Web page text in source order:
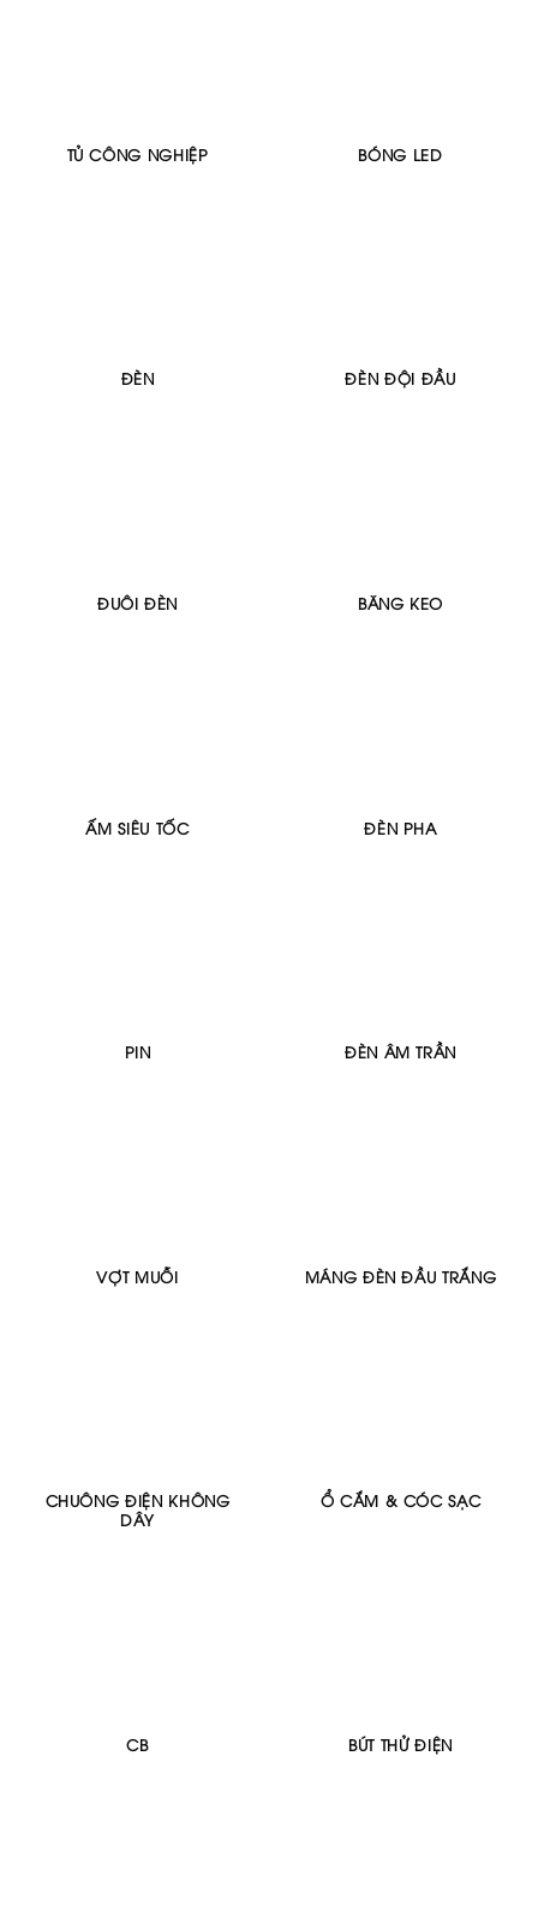
TỦ CÔNG NGHIỆP BÓNG LED
ĐÈN ĐÈN ĐỘI ĐẦU
ĐUÔI ĐÈN BĂNG KEO
ẤM SIÊU TỐC ĐÈN PHA
PIN ĐÈN ÂM TRẦN
VỢT MUỖI MÁNG ĐÈN ĐẦU TRẮNG
CHUÔNG ĐIỆN KHÔNG
DÂY
Ổ CẮM & CÓC SẠC
CB BÚT THỬ ĐIỆN